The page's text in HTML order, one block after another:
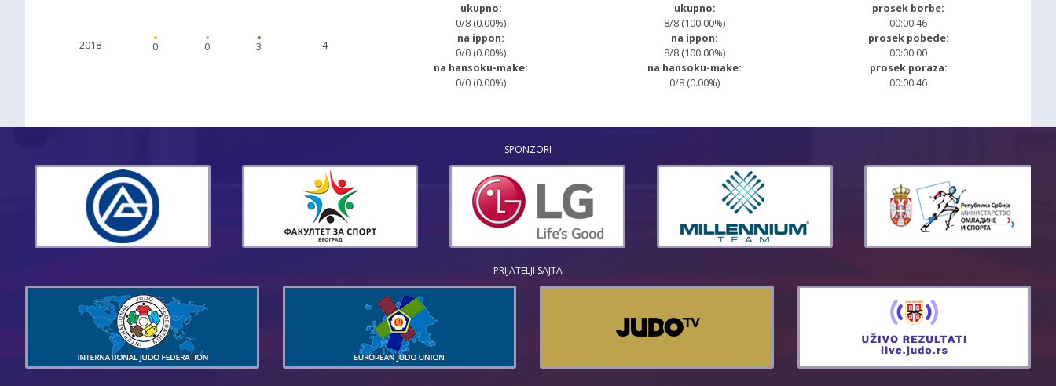
2018 0 0 3 4
ukupno:
0/8 (0.00%)
na ippon:
0/0 (0.00%)
na hansoku-make:
0/0 (0.00%)
ukupno:
8/8 (100.00%)
na ippon:
8/8 (100.00%)
na hansoku-make:
0/8 (0.00%)
prosek borbe:
00:00:46
prosek pobede:
00:00:00
prosek poraza:
00:00:46
SPONZORI
PRIJATELJI SAJTA